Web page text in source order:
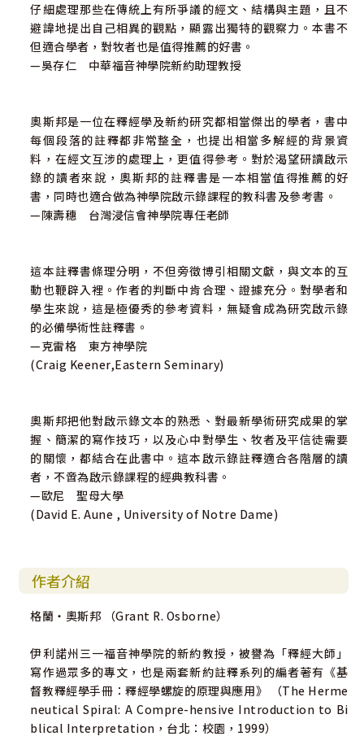
仔細處理那些在傳統上有所爭議的經文、結構與主題，且不
避諱地提出自己相異的觀點，顯露出獨特的觀察力。本書不
但適合學者，對牧者也是值得推薦的好書。
—吳存仁 中華福音神學院新約助理教授
奧斯邦是一位在釋經學及新約研究都相當傑出的學者，書中
每個段落的註釋都非常整全，也提出相當多解經的背景資
料，在經文互涉的處理上，更值得參考。對於渴望研讀啟示
錄的讀者來說，奧斯邦的註釋書是一本相當值得推薦的好
書，同時也適合做為神學院啟示錄課程的教科書及參考書。
—陳壽穗 台灣浸信會神學院專任老師
這本註釋書條理分明，不但旁徵博引相關文獻，與文本的互
動也鞭辟入裡。作者的判斷中肯合理、證據充分。對學者和
學生來說，這是極優秀的參考資料，無疑會成為研究啟示錄
的必備學術性註釋書。
—克雷格 東方神學院
(Craig Keener,Eastern Seminary)
奧斯邦把他對啟示錄文本的熟悉、對最新學術研究成果的掌
握、簡潔的寫作技巧，以及心中對學生、牧者及平信徒需要
的關懷，都結合在此書中。這本啟示錄註釋適合各階層的讀
者，不啻為啟示錄課程的經典教科書。
—歐尼 聖母大學
(David E. Aune , University of Notre Dame)
作者介紹
格蘭‧奧斯邦 （Grant R. Osborne）
伊利諾州三一福音神學院的新約教授，被譽為「釋經大師」
寫作過眾多的專文，也是兩套新約註釋系列的編者著有《基
督教釋經學手冊：釋經學螺旋的原理與應用》 （The Herme
neutical Spiral: A Compre-hensive Introduction to Bi
blical Interpretation，台北：校園，1999）